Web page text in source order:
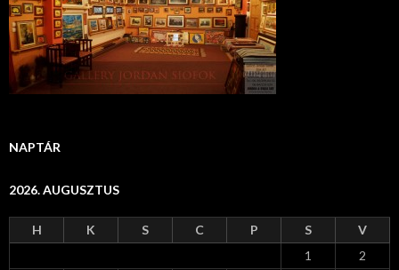
NAPTÁR
2026. AUGUSZTUS
H K S C P S
V
1
2